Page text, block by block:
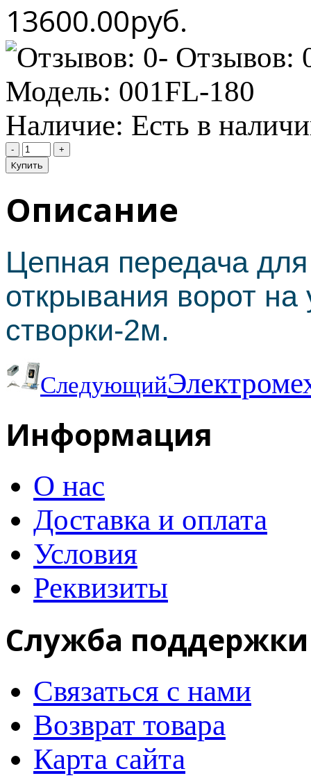
13600.00руб.
- Отзывов:
Модель: 001FL-180
Наличие: Есть в
Описание
Цепная передача
открывания ворот
створки-2м.
Следующий
Информация
О нас
Доставка и оплата
Условия
Реквизиты
Служба поддержки
Связаться с нами
Возврат товара
Карта сайта